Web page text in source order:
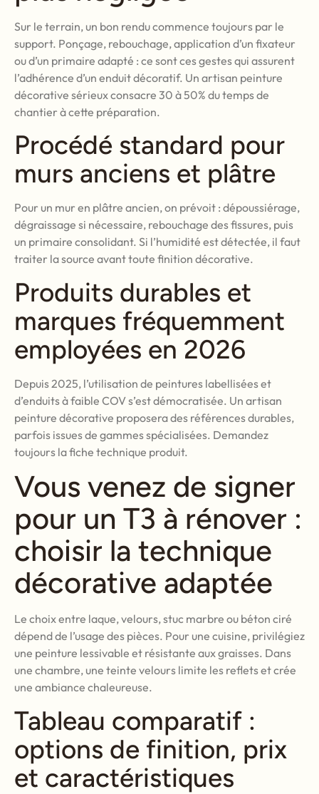
Sur le terrain, un bon rendu commence toujours par le
support. Ponçage, rebouchage, application d’un fixateur
ou d’un primaire adapté : ce sont ces gestes qui assurent
l’adhérence d’un enduit décoratif. Un artisan peinture
décorative sérieux consacre 30 à 50% du temps de
chantier à cette préparation.
Procédé standard pour
murs anciens et plâtre
Pour un mur en plâtre ancien, on prévoit : dépoussiérage,
dégraissage si nécessaire, rebouchage des fissures, puis
un primaire consolidant. Si l’humidité est détectée, il faut
traiter la source avant toute finition décorative.
Produits durables et
marques fréquemment
employées en 2026
Depuis 2025, l’utilisation de peintures labellisées et
d’enduits à faible COV s’est démocratisée. Un artisan
peinture décorative proposera des références durables,
parfois issues de gammes spécialisées. Demandez
toujours la fiche technique produit.
Vous venez de signer
pour un T3 à rénover :
choisir la technique
décorative adaptée
Le choix entre laque, velours, stuc marbre ou béton ciré
dépend de l’usage des pièces. Pour une cuisine, privilégiez
une peinture lessivable et résistante aux graisses. Dans
une chambre, une teinte velours limite les reflets et crée
une ambiance chaleureuse.
Tableau comparatif :
options de finition, prix
et caractéristiques